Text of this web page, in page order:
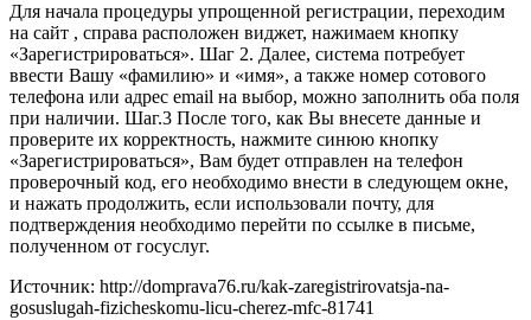
Для начала процедуры упрощенной регистрации, переходим
на сайт , справа расположен виджет, нажимаем кнопку
«Зарегистрироваться». Шаг 2. Далее, система потребует
ввести Вашу «фамилию» и «имя», а также номер сотового
телефона или адрес email на выбор, можно заполнить оба поля
при наличии. Шаг.3 После того, как Вы внесете данные и
проверите их корректность, нажмите синюю кнопку
«Зарегистрироваться», Вам будет отправлен на телефон
проверочный код, его необходимо внести в следующем окне,
и нажать продолжить, если использовали почту, для
подтверждения необходимо перейти по ссылке в письме,
полученном от госуслуг.
Источник: http://domprava76.ru/kak-zaregistrirovatsja-na-
gosuslugah-fizicheskomu-licu-cherez-mfc-81741